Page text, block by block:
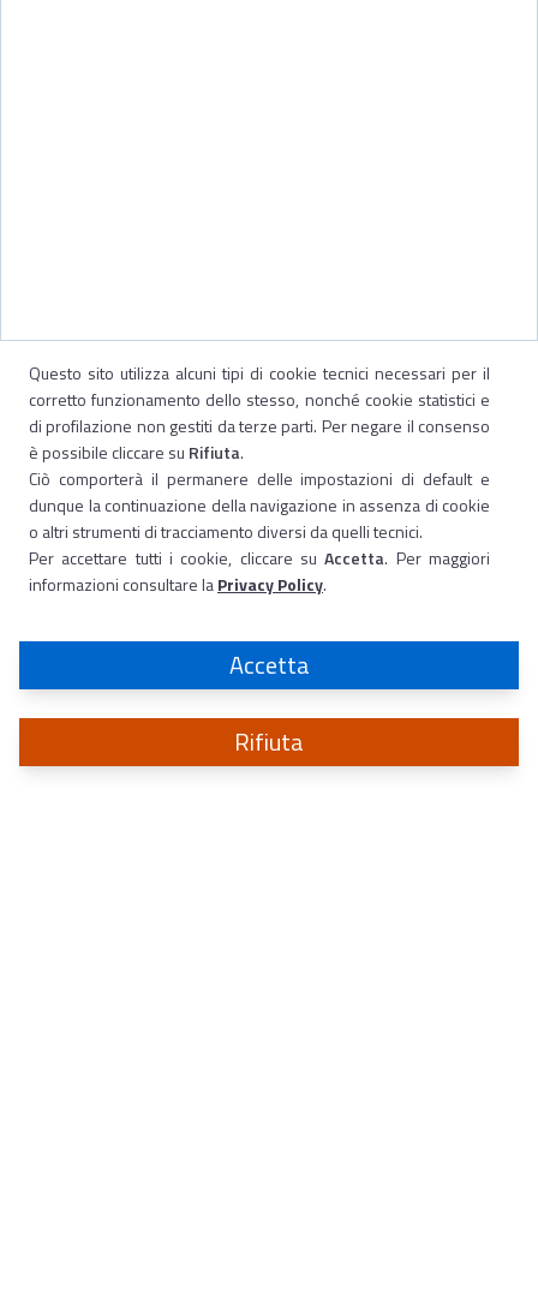
Questo sito utilizza alcuni tipi di cookie tecnici necessari per il
corretto funzionamento dello stesso, nonché cookie statistici e
di profilazione non gestiti da terze parti. Per negare il consenso
è possibile cliccare su Rifiuta.
Ciò comporterà il permanere delle impostazioni di default e
dunque la continuazione della navigazione in assenza di cookie
o altri strumenti di tracciamento diversi da quelli tecnici.
Per accettare tutti i cookie, cliccare suAccetta. Per maggiori
informazioni consultare laPrivacy Policy.
Accetta
Rifiuta